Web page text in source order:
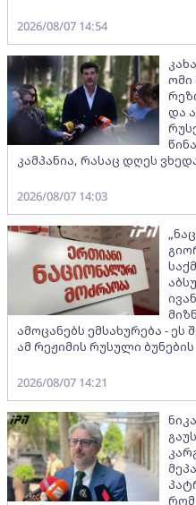
2026/08/07 14:54
ომი
და
კამპანია, რასაც დღეს
2026/08/07 14:03
ამოცანებს ემსახურება -
ამ რეჟიმის რუსული ბუნების
2026/08/07 14:21
რომ